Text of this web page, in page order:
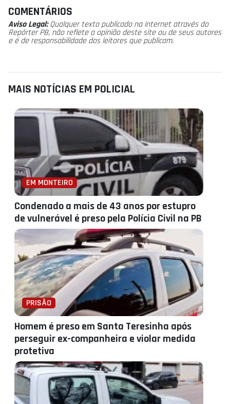
COMENTÁRIOS
Aviso Legal:Qualquer texto publicado na internet através do
Repórter PB, não reflete a opinião deste site ou de seus autores
e é de responsabilidade dos leitores que publicam.
MAIS NOTÍCIAS EM POLICIAL
EM MONTEIRO
Condenado a mais de 43 anos por estupro
de vulnerável é preso pela Polícia Civil na PB
PRISÃO
Homem é preso em Santa Teresinha após
perseguir ex-companheira e violar medida
protetiva